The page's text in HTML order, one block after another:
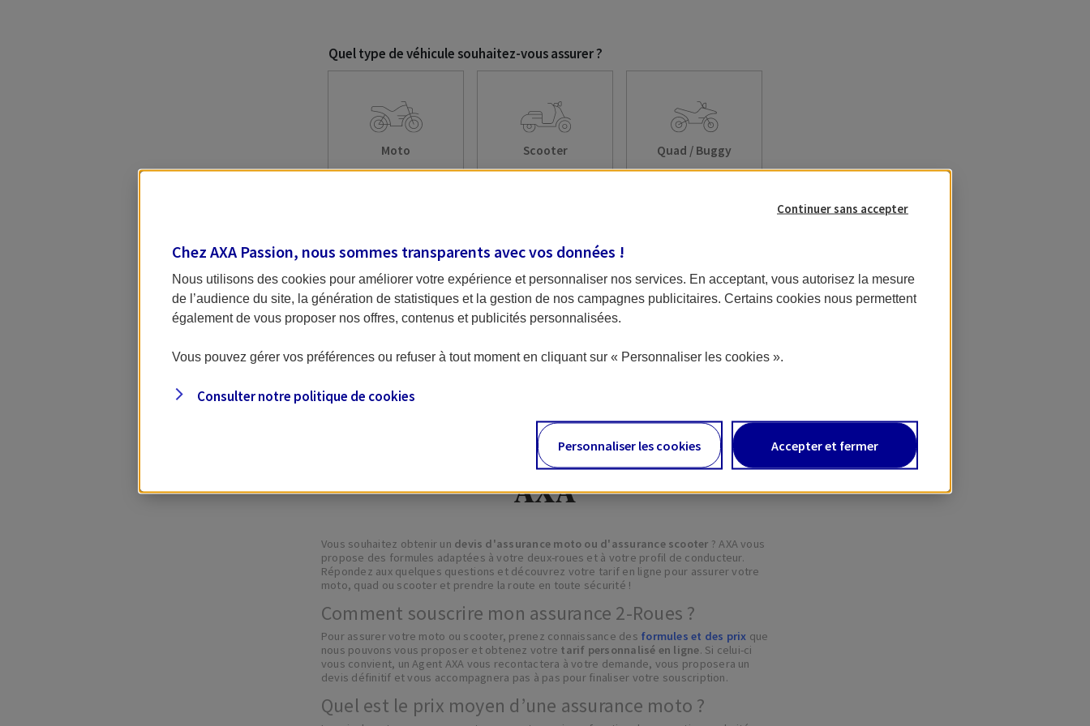
Continuer sans accepter
Chez AXA Passion, nous sommes transparents avec vos données !
Nous utilisons des cookies pour améliorer votre expérience et personnaliser nos services. En acceptant, vous autorisez la mesure
de l’audience du site, la génération de statistiques et la gestion de nos campagnes publicitaires. Certains cookies nous permettent
également de vous proposer nos offres, contenus et publicités personnalisées.
Vous pouvez gérer vos préférences ou refuser à tout moment en cliquant sur « Personnaliser les cookies ».
Consulter notre politique de cookies
Personnaliser les cookies Accepter et fermer
Quel type de véhicule souhaitez-vous assurer ?
Moto Scooter Quad / Buggy
Toutes les questions attendent obligatoirement une réponse.
Vous disposez de droits sur les données vous concernant. Pour plus d'informations,
Assurance moto et scooter par
AXA
Vous souhaitez obtenir un devis d'assurance moto ou d'assurance scooter ? AXA vous
propose des formules adaptées à votre deux-roues et à votre profil de conducteur.
Répondez aux quelques questions et découvrez votre tarif en ligne pour assurer votre
moto, quad ou scooter et prendre la route en toute sécurité !
Comment souscrire mon assurance 2-Roues ?
Pour assurer votre moto ou scooter, prenez connaissance des formules et des prix que
nous pouvons vous proposer et obtenez votre tarif personnalisé en ligne. Si celui-ci
vous convient, un Agent AXA vous recontactera à votre demande, vous proposera un
devis définitif et vous accompagnera pas à pas pour finaliser votre souscription.
Quel est le prix moyen d’une assurance moto ?